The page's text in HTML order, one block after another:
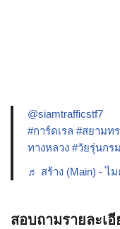
@siamtrafficstf7
#การ์ดเรล #สยามท
ทางหลวง #วัยรุ่นกร
♬ สร้าง (Main) - ไ
สอบถามรายละเ